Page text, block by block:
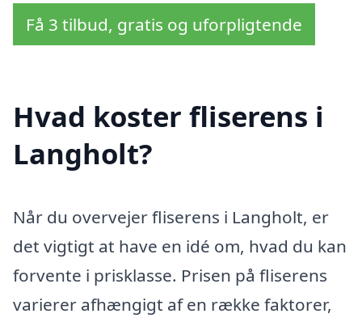
Få 3 tilbud, gratis og uforpligtende
Hvad koster fliserens i
Langholt?
Når du overvejer fliserens i Langholt, er
det vigtigt at have en idé om, hvad du kan
forvente i prisklasse. Prisen på fliserens
varierer afhængigt af en række faktorer,